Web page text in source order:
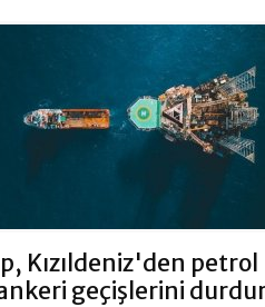
Kızıldeniz'den petrol
geçişlerini